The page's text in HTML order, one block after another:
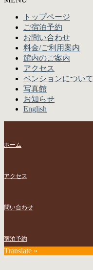
トップページ
ご宿泊予約
お問い合わせ
料金/ご利用案内
館内のご案内
アクセス
ペンションについて
写真館
お知らせ
English
ホーム
アクセス
問い合わせ
宿泊予約
Translate »